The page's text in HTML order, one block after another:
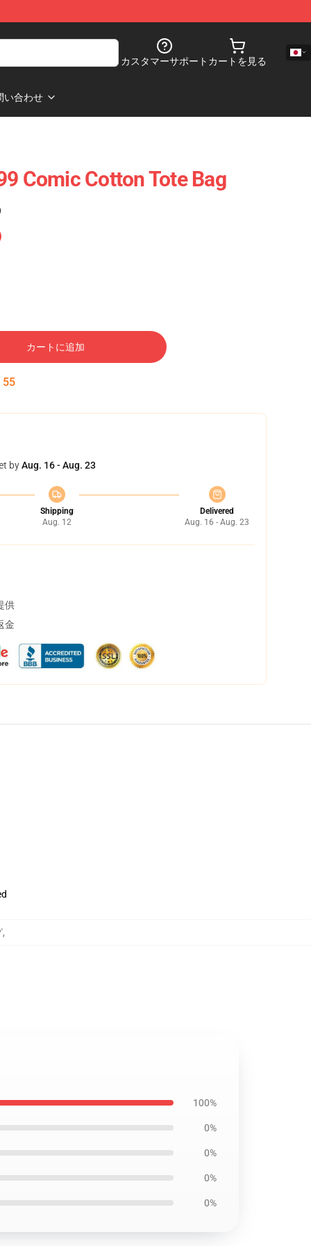
カスタマーサポート カートを見る
い合わせ
Comic Cotton Tote Bag
カートに追加
54
byAug. 16 - Aug. 23
Shipping
Aug. 12
Delivered
Aug. 16 - Aug. 23
供
金
,
100%
0%
0%
0%
0%